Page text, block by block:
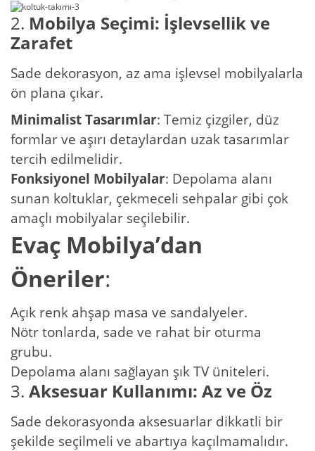
2. Mobilya Seçimi: İşlevsellik ve
Zarafet
Sade dekorasyon, az ama işlevsel mobilyalarla
ön plana çıkar.
Minimalist Tasarımlar: Temiz çizgiler, düz
formlar ve aşırı detaylardan uzak tasarımlar
tercih edilmelidir.
Fonksiyonel Mobilyalar: Depolama alanı
sunan koltuklar, çekmeceli sehpalar gibi çok
amaçlı mobilyalar seçilebilir.
Evaç Mobilya’dan
Öneriler:
Açık renk ahşap masa ve sandalyeler.
Nötr tonlarda, sade ve rahat bir oturma
grubu.
Depolama alanı sağlayan şık TV üniteleri.
3. Aksesuar Kullanımı: Az ve Öz
Sade dekorasyonda aksesuarlar dikkatli bir
şekilde seçilmeli ve abartıya kaçılmamalıdır.